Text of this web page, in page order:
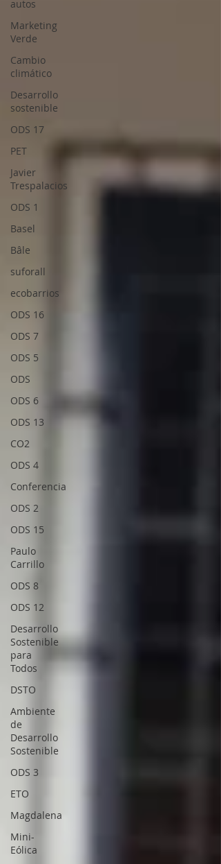
autos
Marketing
Verde
Cambio
climático
Desarrollo
sostenible
ODS 17
PET
Javier
Trespalacios
ODS 1
Basel
Bâle
suforall
ecobarrios
ODS 16
ODS 7
ODS 5
ODS
ODS 6
ODS 13
CO2
ODS 4
Conferencia
ODS 2
ODS 15
Paulo
Carrillo
ODS 8
ODS 12
Desarrollo
Sostenible
para
Todos
DSTO
Ambiente
de
Desarrollo
Sostenible
ODS 3
ETO
Magdalena
Mini-
Eólica